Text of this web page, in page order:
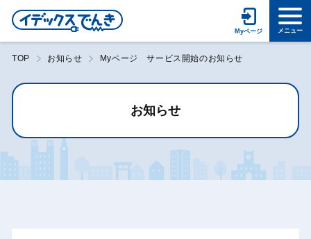
TOP お知らせ Myページ サービス開始のお知らせ
お知らせ